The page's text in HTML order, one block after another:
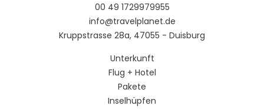
00 49 1729979955
info@travelplanet.de
Kruppstrasse 28a, 47055 - Duisburg
Unterkunft
Flug + Hotel
Pakete
Inselhüpfen